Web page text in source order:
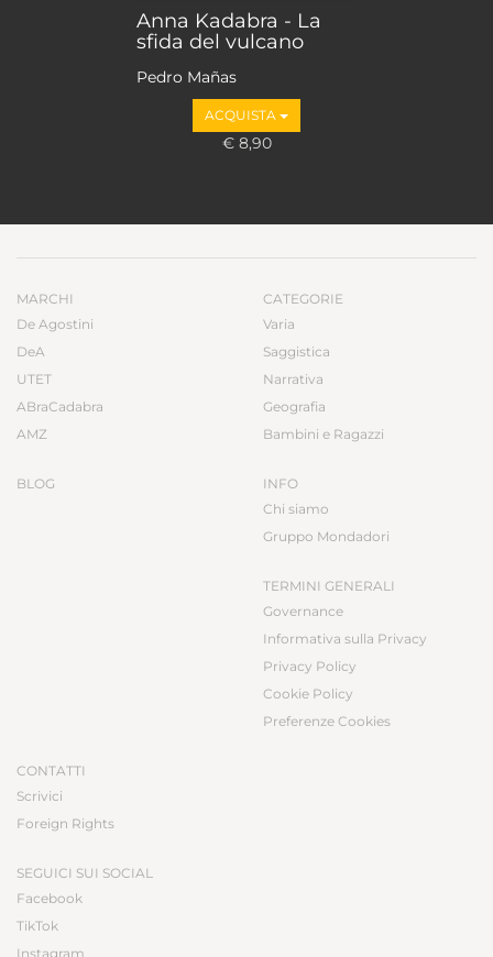
Anna Kadabra - La
sfida del vulcano
Pedro Mañas
ACQUISTA
€ 8,90
MARCHI
De Agostini
DeA
UTET
ABraCadabra
AMZ
BLOG
CATEGORIE
Varia
Saggistica
Narrativa
Geografia
Bambini e Ragazzi
INFO
Chi siamo
Gruppo Mondadori
TERMINI GENERALI
Governance
Informativa sulla Privacy
Privacy Policy
Cookie Policy
Preferenze Cookies
CONTATTI
Scrivici
Foreign Rights
SEGUICI SUI SOCIAL
Facebook
TikTok
Instagram